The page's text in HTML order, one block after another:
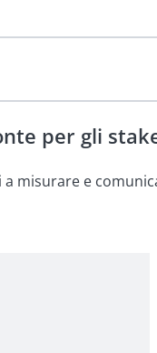
per gli
misurare e